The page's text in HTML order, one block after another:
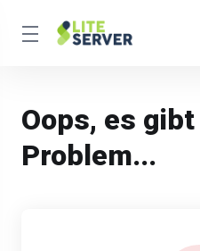
Oops, es
Problem...